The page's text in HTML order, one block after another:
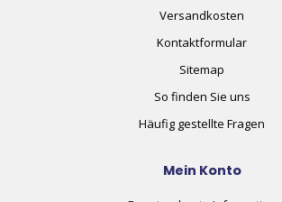
Versandkosten
Kontaktformular
Sitemap
So finden Sie uns
Häufig gestellte Fragen
Mein Konto